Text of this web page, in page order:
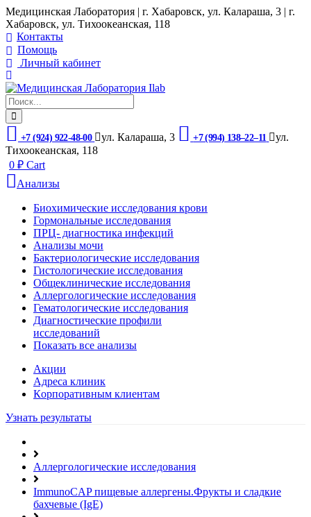
Медицинская Лаборатория | г. Хабаровск, ул. Калараша, 3 | г.
Хабаровск, ул. ​Тихоокеанская, 118
Контакты
Помощь
Личный кабинет
+7 (924) 922-48-00 ул. ​Калараша, 3 +7 (994) 138‒22‒11
ул. ​
Тихоокеанская, 118
0 ₽ Cart
Анализы
Биохимические исследования крови
Гормональные исследования
ПРЦ- диагностика инфекций
Анализы мочи
Бактериологические исследования
Гистологические исследования
Общеклинические исследования
Аллергологические исследования
Гематологические исследования
Диагностические профили
исследований
Показать все анализы
Акции
Адреса клиник
Кoрпоративным клиентам
Узнать результаты
Аллергологические исследования
ImmunoCAP пищевые аллергены.Фрукты и сладкие
бахчевые (IgE)